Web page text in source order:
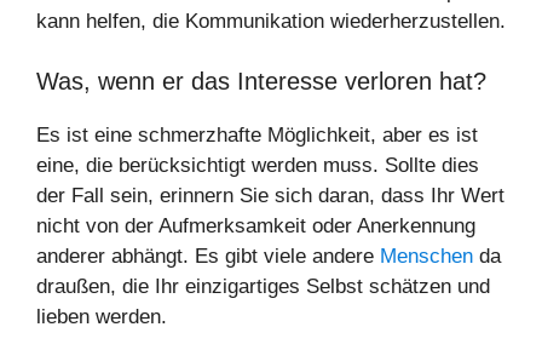
kann helfen, die Kommunikation wiederherzustellen.
Was, wenn er das Interesse verloren hat?
Es ist eine schmerzhafte Möglichkeit, aber es ist
eine, die berücksichtigt werden muss. Sollte dies
der Fall sein, erinnern Sie sich daran, dass Ihr Wert
nicht von der Aufmerksamkeit oder Anerkennung
anderer abhängt. Es gibt viele andere Menschen da
draußen, die Ihr einzigartiges Selbst schätzen und
lieben werden.